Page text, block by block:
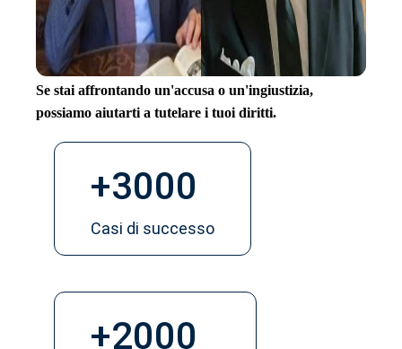
+3000
Casi di successo
+2000
Se stai affrontando un'accusa o un'ingiustizia,
possiamo aiutarti a tutelare i tuoi diritti.